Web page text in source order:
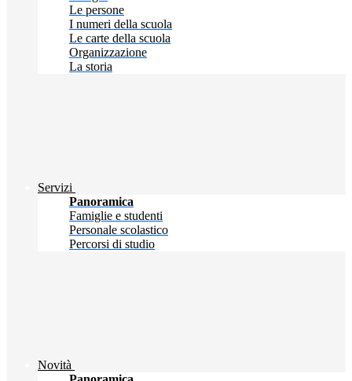
Le persone
I numeri della scuola
Le carte della scuola
Organizzazione
La storia
Servizi
Panoramica
Famiglie e studenti
Personale scolastico
Percorsi di studio
Novità